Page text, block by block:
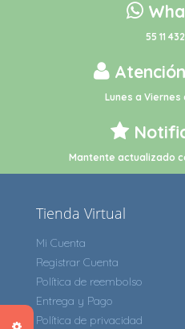
55 11
Lunes a Viernes
Mantente actualizado
Tienda Virtual
Mi Cuenta
Registrar Cuenta
Política de reembolso
Entrega y Pago
Política de privacidad